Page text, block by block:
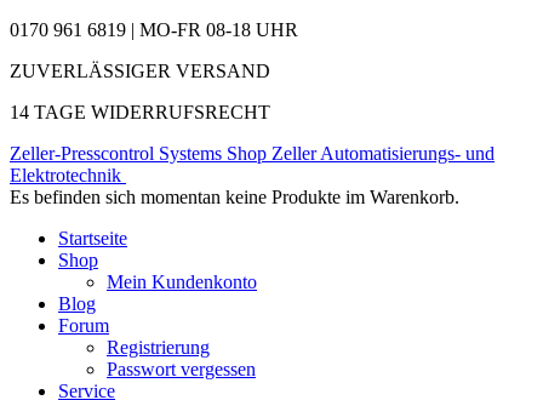
0170 961 6819 | MO-FR 08-18 UHR
ZUVERLÄSSIGER VERSAND
14 TAGE WIDERRUFSRECHT
Zeller-Presscontrol Systems Shop Zeller Automatisierungs- und
Elektrotechnik
Es befinden sich momentan keine Produkte im Warenkorb.
Startseite
Shop
Mein Kundenkonto
Blog
Forum
Registrierung
Passwort vergessen
Service